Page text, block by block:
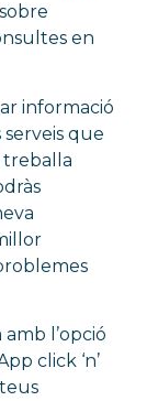
en
informació
que
treballa
l’opció
click ‘n’